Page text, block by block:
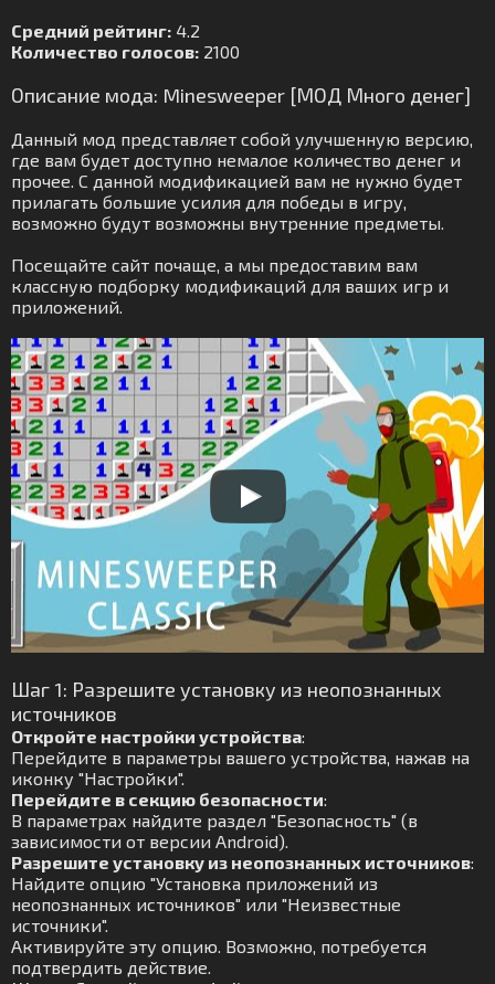
Средний рейтинг: 4.2
Количество голосов: 2100
Описание мода: Minesweeper [МОД Много денег]
Данный мод представляет собой улучшенную версию,
где вам будет доступно немалое количество денег и
прочее. С данной модификацией вам не нужно будет
прилагать большие усилия для победы в игру,
возможно будут возможны внутренние предметы.
Посещайте сайт почаще, а мы предоставим вам
классную подборку модификаций для ваших игр и
приложений.
Шаг 1: Разрешите установку из неопознанных
источников
Откройте настройки устройства:
Перейдите в параметры вашего устройства, нажав на
иконку "Настройки".
Перейдите в секцию безопасности:
В параметрах найдите раздел "Безопасность" (в
зависимости от версии Android).
Разрешите установку из неопознанных источников:
Найдите опцию "Установка приложений из
неопознанных источников" или "Неизвестные
источники".
Активируйте эту опцию. Возможно, потребуется
подтвердить действие.